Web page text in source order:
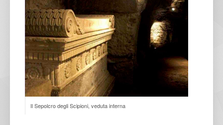
Il Sepolcro degli Scipioni, veduta interna